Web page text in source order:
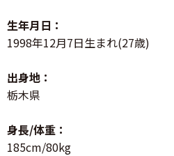
生年月日：
1998年12月7日生まれ(27歳)
出身地：
栃木県
身長/体重：
185cm/80kg